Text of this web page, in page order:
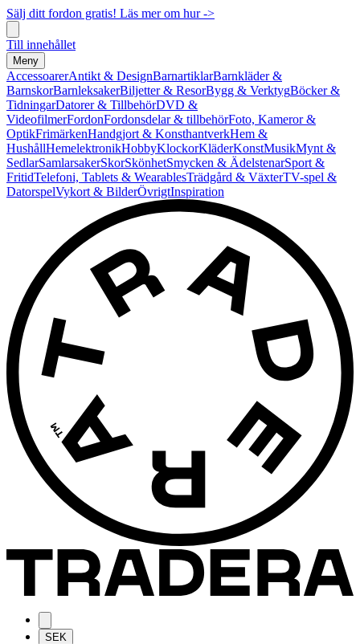
Sälj ditt fordon gratis! Läs mer om hur ->
Till innehållet
Meny
AccessoarerAntikt & DesignBarnartiklarBarnkläder &
BarnskorBarnleksakerBiljetter & ResorBygg & VerktygBöcker &
TidningarDatorer & TillbehörDVD &
VideofilmerFordonFordonsdelar & tillbehörFoto, Kameror &
OptikFrimärkenHandgjort & KonsthantverkHem &
HushållHemelektronikHobbyKlockorKläderKonstMusikMynt &
SedlarSamlarsakerSkorSkönhetSmycken & ÄdelstenarSport &
FritidTelefoni, Tablets & WearablesTrädgård & VäxterTV-spel &
DatorspelVykort & BilderÖvrigtInspiration
SEK